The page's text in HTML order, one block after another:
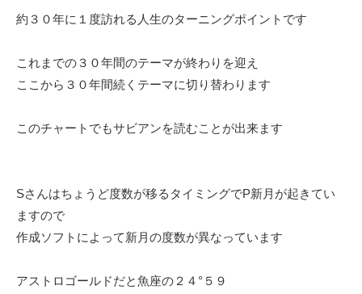
約３０年に１度訪れる人生のターニングポイントです
これまでの３０年間のテーマが終わりを迎え
ここから３０年間続くテーマに切り替わります
このチャートでもサビアンを読むことが出来ます
Sさんはちょうど度数が移るタイミングでP新月が起きてい
ますので
作成ソフトによって新月の度数が異なっています
アストロゴールドだと魚座の２４°５９